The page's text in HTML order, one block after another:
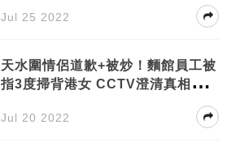
Jul 25 2022
天水圍情侶道歉+被炒！麵館員工被
指3度掃背港女 CCTV澄清真相獲讚
Jul 20 2022